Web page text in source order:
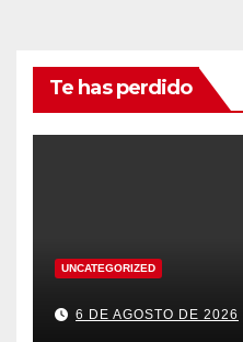
Te has perdido
UNCATEGORIZED
6 DE AGOSTO DE 2026